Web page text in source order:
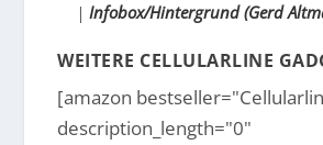
| Infobox/Hintergrund (Gerd
WEITERE CELLULARLINE
[amazon
description_length="0"